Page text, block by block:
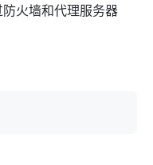
火墙和代理服务器